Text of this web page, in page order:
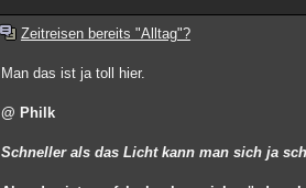
Zeitreisen bereits "Alltag"?
Man das ist ja toll hier.
@ Philk
Schneller als das Licht kann man sich ja